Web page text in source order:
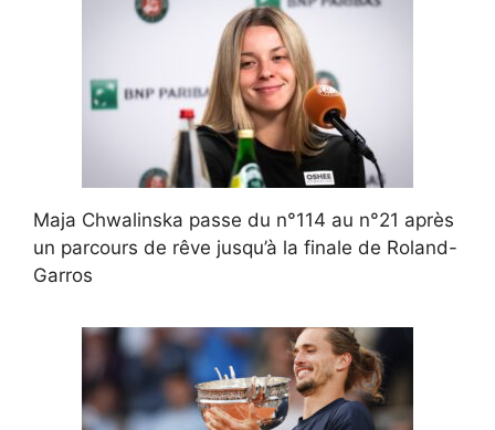
Maja Chwalinska passe du n°114 au n°21 après
un parcours de rêve jusqu’à la finale de Roland-
Garros